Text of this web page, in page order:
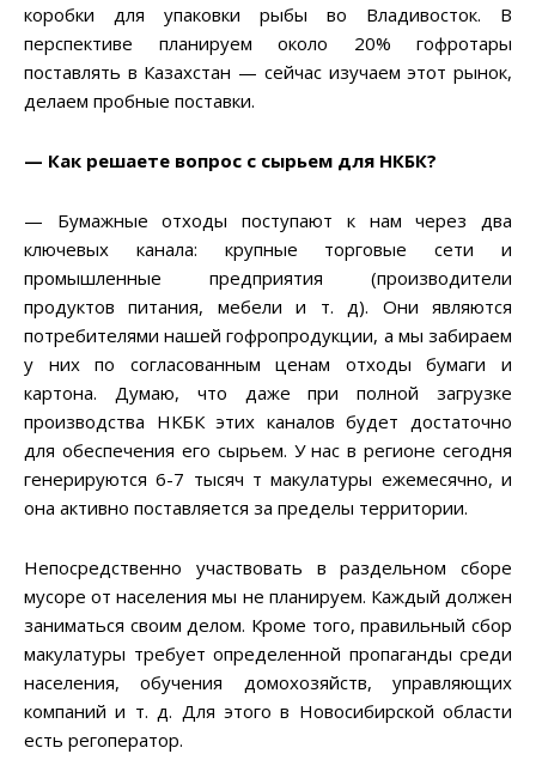
коробки для упаковки рыбы во Владивосток. В
перспективе планируем около 20% гофротары
поставлять в Казахстан — сейчас изучаем этот рынок,
делаем пробные поставки.
— Как решаете вопрос с сырьем для НКБК?
— Бумажные отходы поступают к нам через два
ключевых канала: крупные торговые сети и
промышленные предприятия (производители
продуктов питания, мебели и т. д). Они являются
потребителями нашей гофропродукции, а мы забираем
у них по согласованным ценам отходы бумаги и
картона. Думаю, что даже при полной загрузке
производства НКБК этих каналов будет достаточно
для обеспечения его сырьем. У нас в регионе сегодня
генерируются 6-7 тысяч т макулатуры ежемесячно, и
она активно поставляется за пределы территории.
Непосредственно участвовать в раздельном сборе
мусоре от населения мы не планируем. Каждый должен
заниматься своим делом. Кроме того, правильный сбор
макулатуры требует определенной пропаганды среди
населения, обучения домохозяйств, управляющих
компаний и т. д. Для этого в Новосибирской области
есть регоператор.